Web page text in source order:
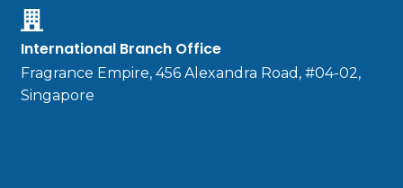
International Branch Office
Fragrance Empire, 456 Alexandra Road, #04-02,
Singapore